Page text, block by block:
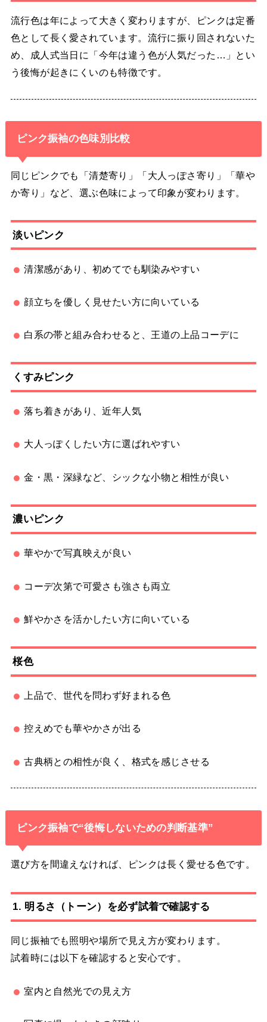
流行色は年によって大きく変わりますが、ピンクは定番
色として長く愛されています。流行に振り回されないた
め、成人式当日に「今年は違う色が人気だった…」とい
う後悔が起きにくいのも特徴です。
ピンク振袖の色味別比較
同じピンクでも「清楚寄り」「大人っぽさ寄り」「華や
か寄り」など、選ぶ色味によって印象が変わります。
淡いピンク
清潔感があり、初めてでも馴染みやすい
顔立ちを優しく見せたい方に向いている
白系の帯と組み合わせると、王道の上品コーデに
くすみピンク
落ち着きがあり、近年人気
大人っぽくしたい方に選ばれやすい
金・黒・深緑など、シックな小物と相性が良い
濃いピンク
華やかで写真映えが良い
コーデ次第で可愛さも強さも両立
鮮やかさを活かしたい方に向いている
桜色
上品で、世代を問わず好まれる色
控えめでも華やかさが出る
古典柄との相性が良く、格式を感じさせる
ピンク振袖で“後悔しないための判断基準”
選び方を間違えなければ、ピンクは長く愛せる色です。
1. 明るさ（トーン）を必ず試着で確認する
同じ振袖でも照明や場所で見え方が変わります。
試着時には以下を確認すると安心です。
室内と自然光での見え方